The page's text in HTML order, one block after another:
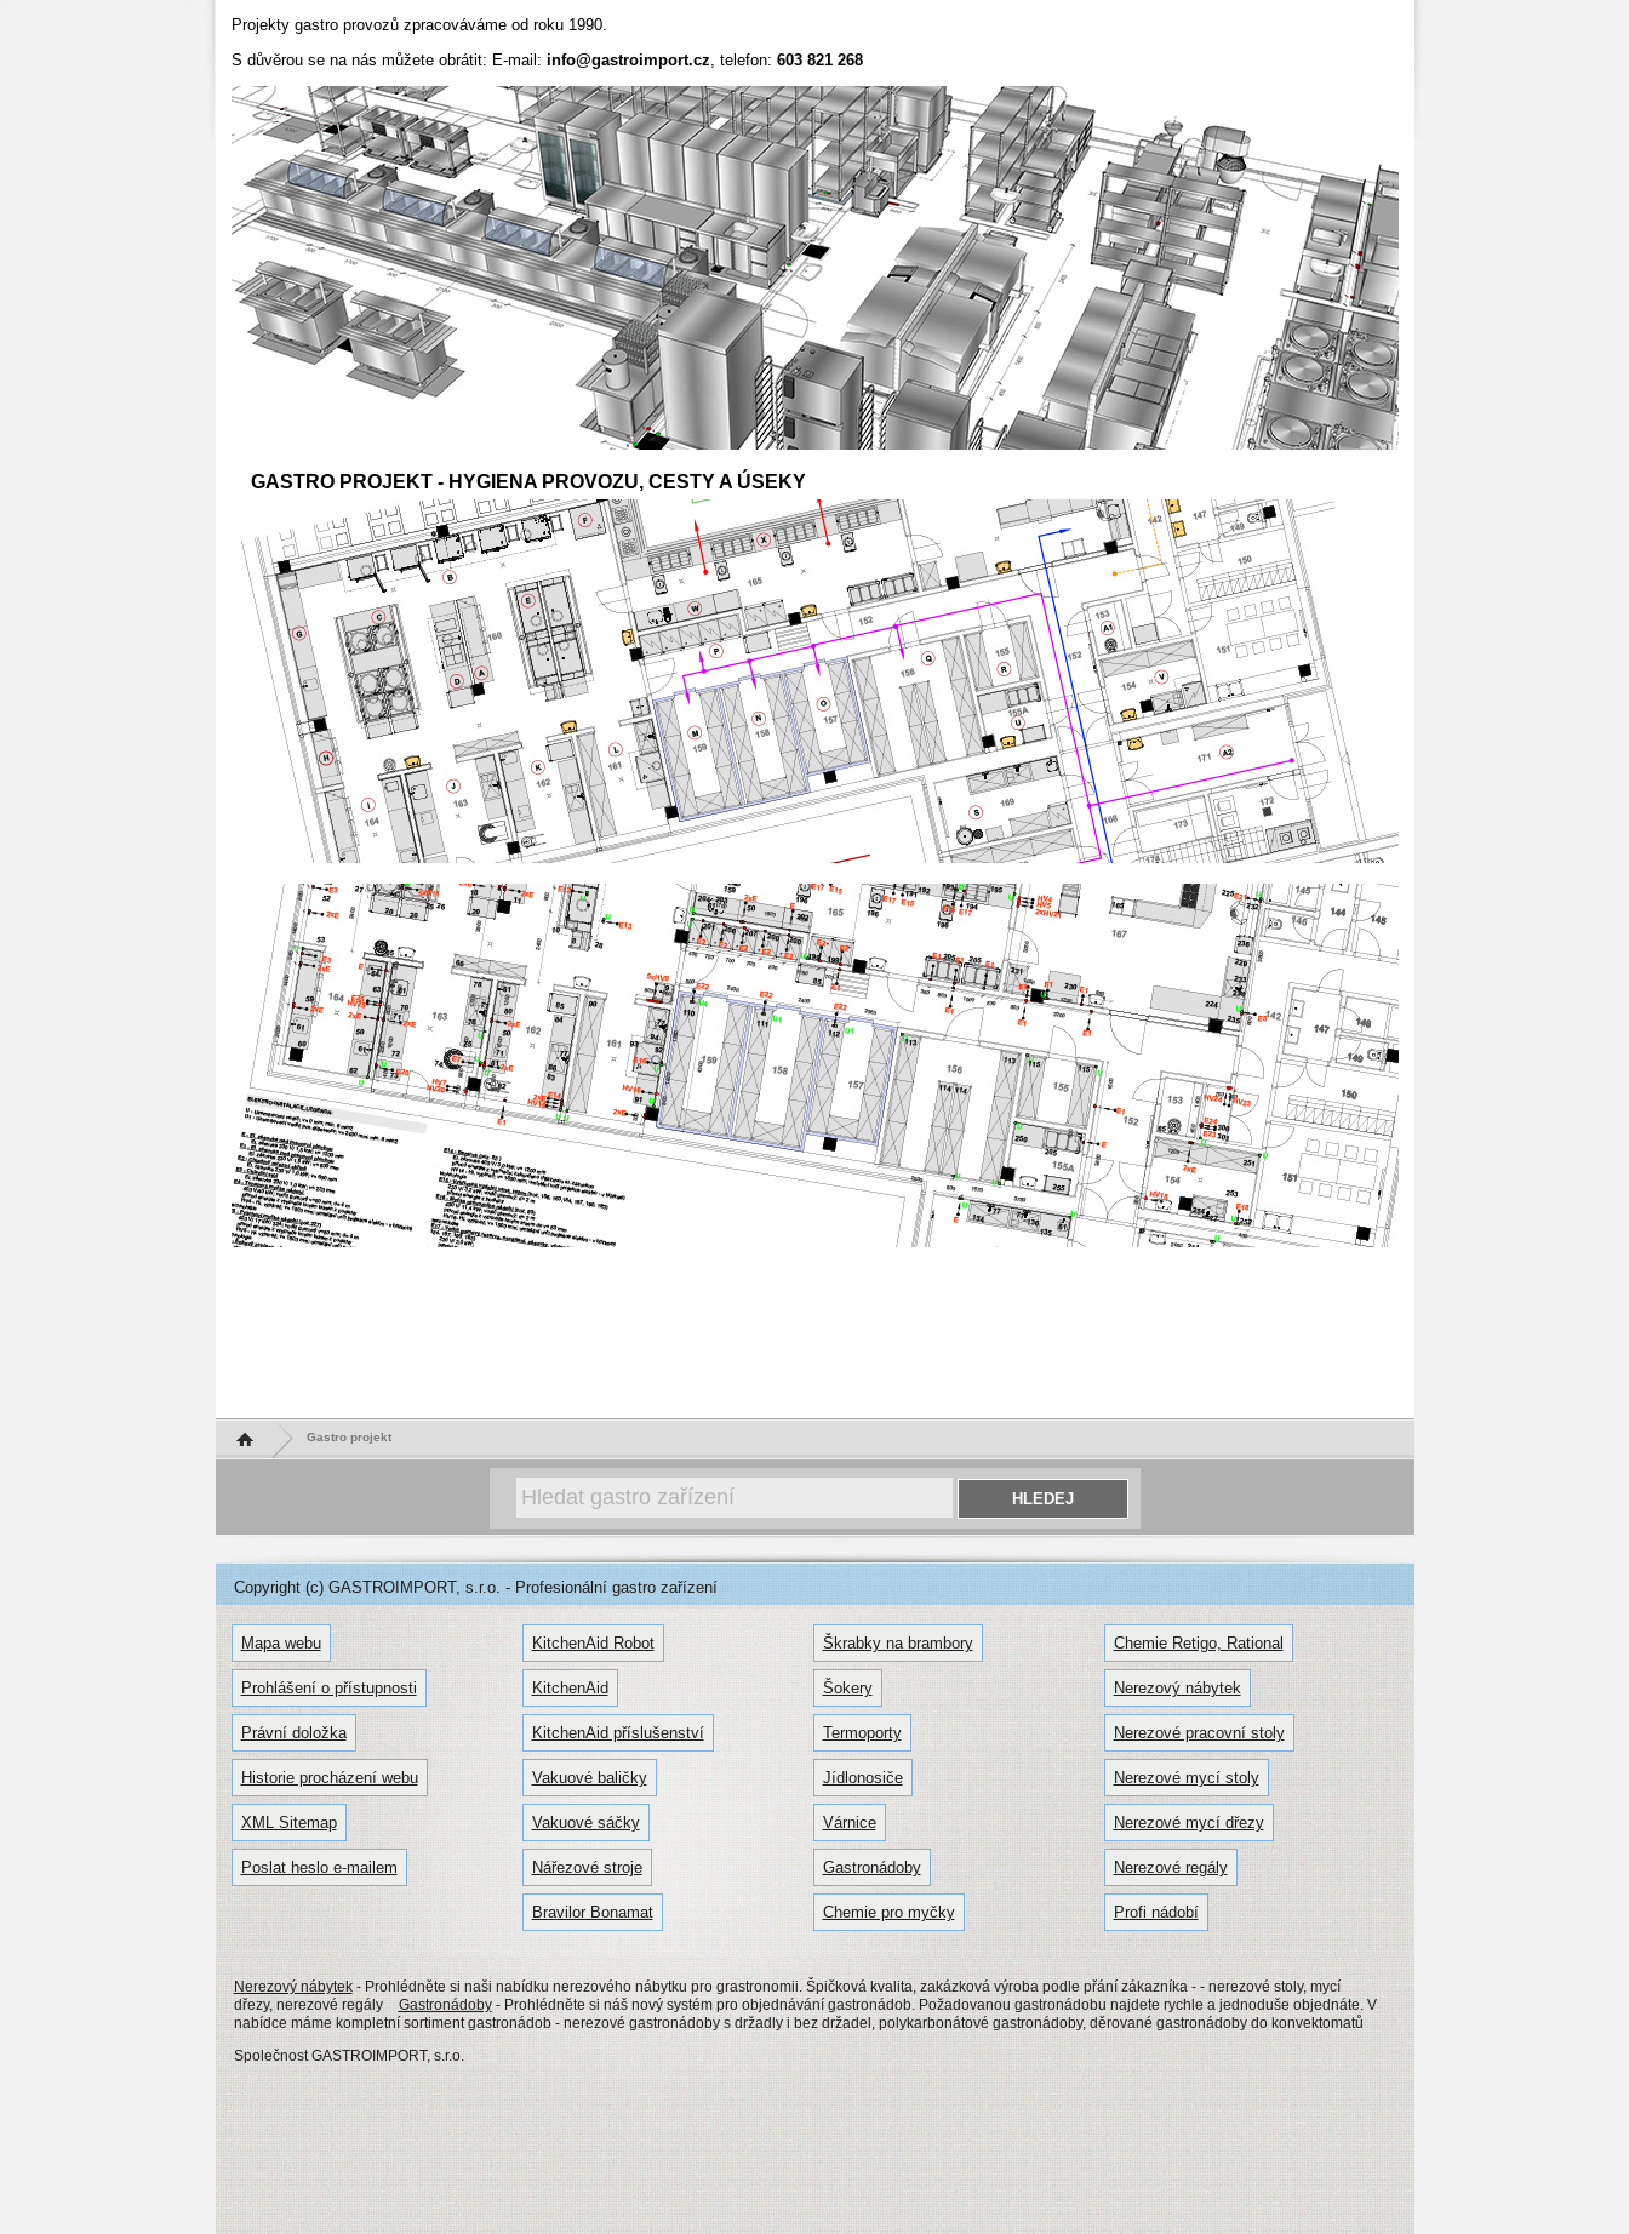
Projekty gastro provozů zpracovávámeod roku 1990.
S důvěrou se na nás můžete obrátit: E-mail: info@gastroimport.cz , telefon: 603 821 268
GASTRO PROJEKT - HYGIENA PROVOZU, CESTY A ÚSEKY
Hlavní stránka Gastro projekt
Copyright (c) GASTROIMPORT, s.r.o. - Profesionální gastro zařízení
Mapa webu
Prohlášení o přístupnosti
Právní doložka
Historie procházení webu
XML Sitemap
Poslat heslo e-mailem
KitchenAid Robot
KitchenAid
KitchenAid příslušenství
Vakuové baličky
Vakuové sáčky
Nářezové stroje
Bravilor Bonamat
Škrabky na brambory
Šokery
Termoporty
Jídlonosiče
Várnice
Gastronádoby
Chemie pro myčky
Chemie Retigo, Rational
Nerezový nábytek
Nerezové pracovní stoly
Nerezové mycí stoly
Nerezové mycí dřezy
Nerezové regály
Profi nádobí
Nerezový nábytek - Prohlédněte si naši nabídku nerezového nábytku pro grastronomii. Špičková kvalita, zakázková výroba podle přání zákazníka - - nerezové stoly, mycí
dřezy, nerezové regály
Gastronádoby - Prohlédněte si náš nový systém pro objednávání gastronádob. Požadovanou gastronádobu najdete rychle a jednoduše objednáte. V
nabídce máme kompletní sortiment gastronádob - nerezové gastronádoby s držadly i bez držadel, polykarbonátové gastronádoby, děrované gastronádoby do konvektomatů
Společnost GASTROIMPORT, s.r.o.